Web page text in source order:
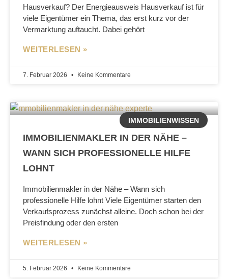
Hausverkauf? Der Energieausweis Hausverkauf ist für
viele Eigentümer ein Thema, das erst kurz vor der
Vermarktung auftaucht. Dabei gehört
WEITERLESEN »
7. Februar 2026 Keine Kommentare
IMMOBILIENWISSEN
IMMOBILIENMAKLER IN DER NÄHE –
WANN SICH PROFESSIONELLE HILFE
LOHNT
Immobilienmakler in der Nähe – Wann sich
professionelle Hilfe lohnt Viele Eigentümer starten den
Verkaufsprozess zunächst alleine. Doch schon bei der
Preisfindung oder den ersten
WEITERLESEN »
5. Februar 2026 Keine Kommentare